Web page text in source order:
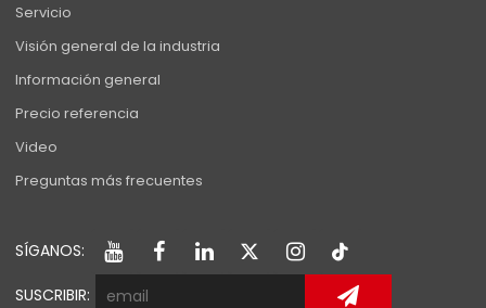
Servicio
Visión general de la industria
Información general
Precio referencia
Video
Preguntas más frecuentes
SÍGANOS:
SUSCRIBIR: